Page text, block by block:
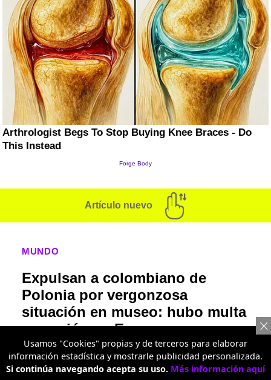
Artículo nuevo
MUNDO
Expulsan a colombiano de
Polonia por vergonzosa
situación en museo: hubo multa
y sanción en Europa
Un caso más que insólito quedó registrado en
el Viejo Continente por el comportamiento de
Usamos "Cookies" propias y de terceros para elaborar
información estadística y mostrarle publicidad personalizada.
Si continúa navegando acepta su uso. Más información aquí